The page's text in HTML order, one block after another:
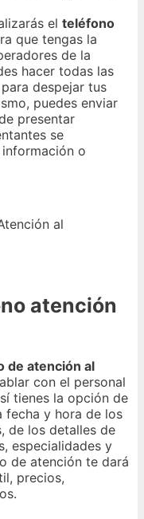
el teléfono
que tengas la
de la
hacer todas las
despejar tus
puedes enviar
presentar
se
o
al
atención
de atención al
con el personal
tienes la opción de
fecha y hora de los
de los detalles de
especialidades y
de atención te dará
precios,